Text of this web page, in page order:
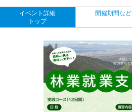
イベント詳細
トップ
開催期間など